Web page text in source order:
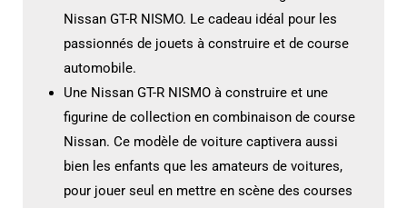
Nissan GT-R NISMO. Le cadeau idéal pour les
passionnés de jouets à construire et de course
automobile.
Une Nissan GT-R NISMO à construire et une
figurine de collection en combinaison de course
Nissan. Ce modèle de voiture captivera aussi
bien les enfants que les amateurs de voitures,
pour jouer seul en mettre en scène des courses